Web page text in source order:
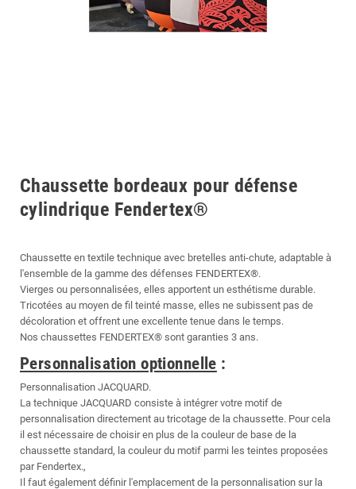
Chaussette bordeaux pour défense
cylindrique Fendertex®
Chaussette en textile technique avec bretelles anti-chute, adaptable à
l'ensemble de la gamme des défenses FENDERTEX®.
Vierges ou personnalisées, elles apportent un esthétisme durable.
Tricotées au moyen de fil teinté masse, elles ne subissent pas de
décoloration et offrent une excellente tenue dans le temps.
Nos chaussettes FENDERTEX® sont garanties 3 ans.
Personnalisation optionnelle :
Personnalisation JACQUARD.
La technique JACQUARD consiste à intégrer votre motif de
personnalisation directement au tricotage de la chaussette. Pour cela
il est nécessaire de choisir en plus de la couleur de base de la
chaussette standard, la couleur du motif parmi les teintes proposées
par Fendertex.,
Il faut également définir l'emplacement de la personnalisation sur la